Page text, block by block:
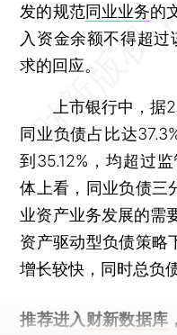
发的规范同业业务的
入资金余额不得超
求的回应。
上市银行中，据
同业负债占比达
到35.12%，均超过
体上看，同业负债三
业资产业务发展的需
资产驱动型负债策略
增长较快，同时总负
推荐进入 财新数据库